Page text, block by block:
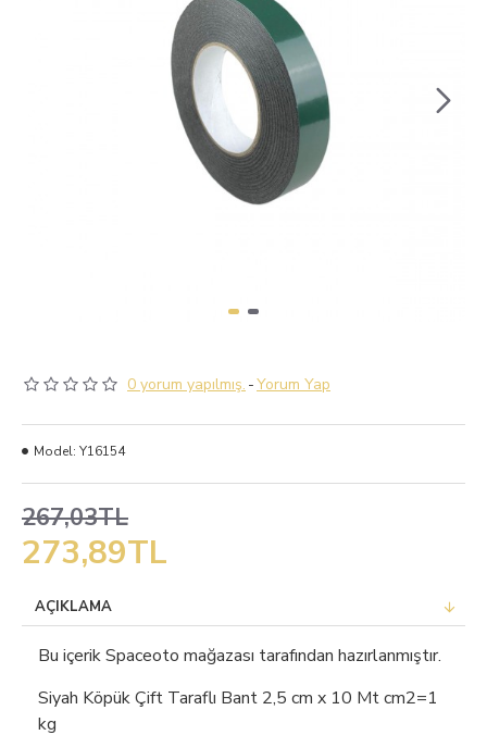
0 yorum yapılmış. -Yorum Yap
273,89TL
267,03TL
Model: Y16154
AÇIKLAMA
Bu içerik Spaceoto mağazası tarafından hazırlanmıştır.
Siyah Köpük Çift Taraflı Bant 2,5 cm x 10 Mt cm2=1
kg